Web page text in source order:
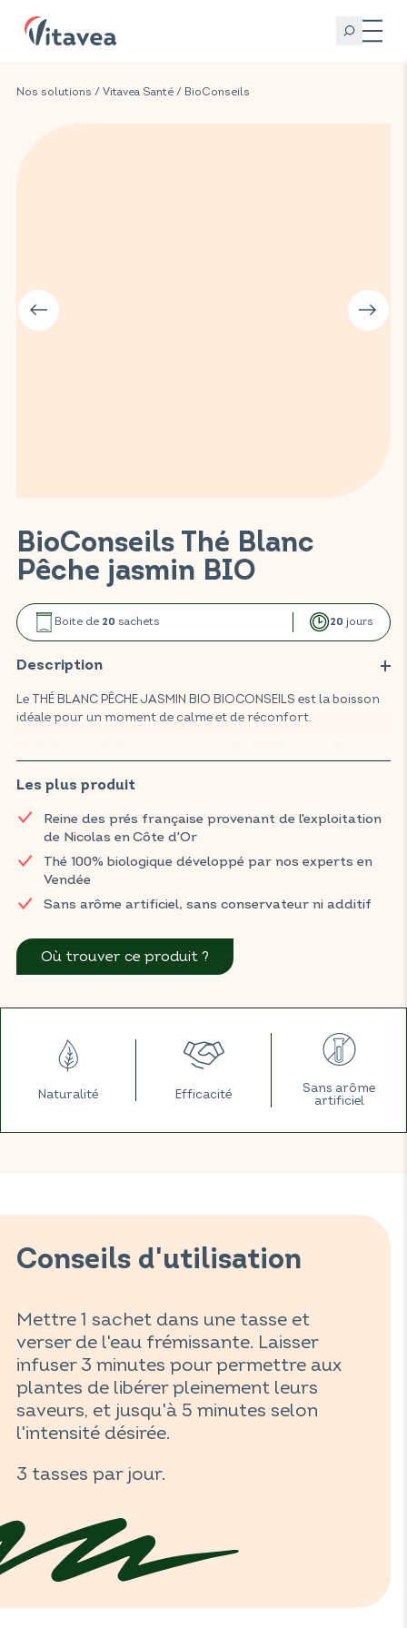
Nos solutions / Vitavea Santé / BioConseils
BioConseils Thé Blanc
Pêche jasmin BIO
Boite de 20 sachets 20 jours
Description
Le THÉ BLANC PÊCHE JASMIN BIO BIOCONSEILS est la boisson
idéale pour un moment de calme et de réconfort.
fraîcheur de la pêche. Le thé blanc favorise le bien-être en
aidant le corps à s'adapter aux situations stressantes.
pause relaxante et pleine de douceur.
habituel.
Les plus produit
Reine des prés française provenant de l'exploitation
de Nicolas en Côte d'Or
Thé 100% biologique développé par nos experts en
Vendée
Sans arôme artificiel, sans conservateur ni additif
Où trouver ce produit ?
Naturalité Efficacité
Sans arôme
artificiel
Conseils d'utilisation
Mettre 1 sachet dans une tasse et
verser de l'eau frémissante. Laisser
infuser 3 minutes pour permettre aux
plantes de libérer pleinement leurs
saveurs, et jusqu'à 5 minutes selon
l'intensité désirée.
3 tasses par jour.